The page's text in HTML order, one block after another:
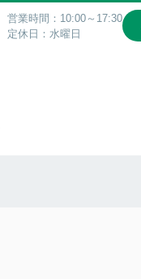
営業時間：10:00～17:30
定休日：水曜日